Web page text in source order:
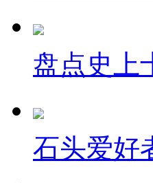
盘点史上
石头爱好